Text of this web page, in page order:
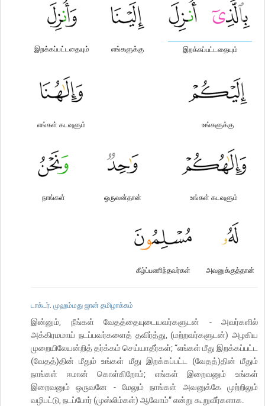
இறக்கப்பட்டதையும்
எங்களுக்கு
இறக்கப்பட்டதையும்
உங்களுக்கு
எங்கள் கடவுளும்
உங்கள் கடவுளும்
ஒருவன்தான்
நாங்கள்
அவனுக்குத்தான்
கீழ்ப்பணிந்தவர்கள்
டாக்டர். முஹம்மது ஜான் தமிழாக்கம்
இன்னும், நீங்கள் வேதத்தையுடையவர்களுடன் - அவர்களில்
அக்கிரமமாய் நடப்பவர்களைத் தவிர்த்து, (மற்றவர்களுடன்) அழகிய
முறையிலேயன்றித் தர்க்கம் செய்யாதீர்கள்; “எங்கள் மீது இறக்கப்பட்ட
(வேதத்)தின் மீதும் உங்கள் மீது இறக்கப்பட்ட (வேதத்)தின் மீதும்
நாங்கள் ஈமான் கொள்கிறோம்; எங்கள் இறைவனும் உங்கள்
இறைவனும் ஒருவனே - மேலும் நாங்கள் அவனுக்கே முற்றிலும்
வழிபட்டு, நடப்போர் (முஸ்லிம்கள்) ஆவோம்” என்று கூறுவீர்களாக.